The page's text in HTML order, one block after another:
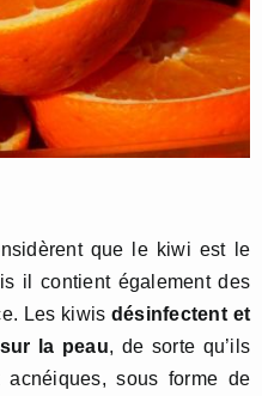
que le kiwi est le
il contient également des
Les kiwis désinfectent et
la peau, de sorte qu’ils
sous forme de